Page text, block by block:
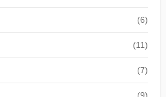
(6)
(11)
(7)